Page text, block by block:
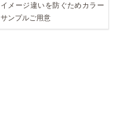
イメージ違いを防ぐためカラー
サンプルご用意